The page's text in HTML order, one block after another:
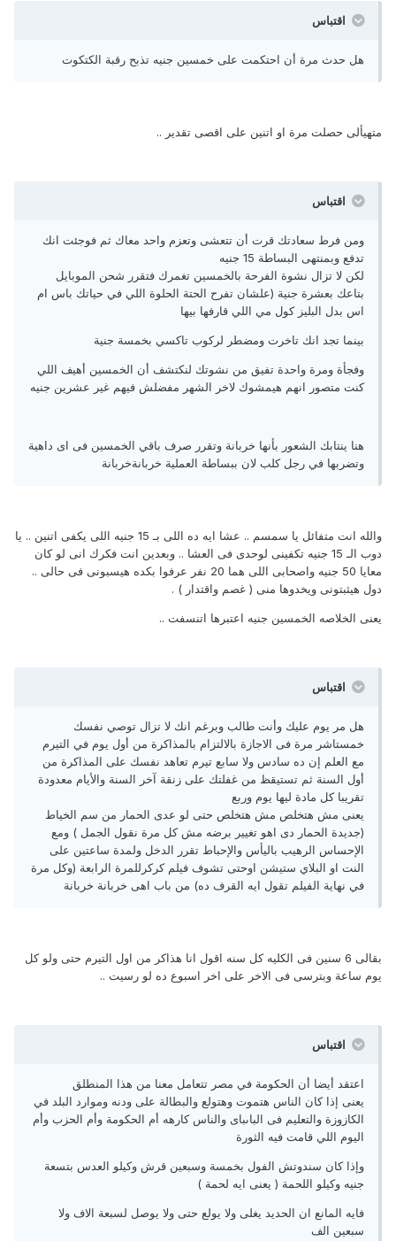
اقتباس
هل حدث مرة أن احتكمت على خمسين جنيه تذبح رقبة الكتكوت
متهيألى حصلت مرة او اتنين على اقصى تقدير ..
اقتباس
ومن فرط سعادتك قرت أن تتعشى وتعزم واحد معاك ثم فوجئت انك
تدفع وبمنتهى البساطة 15 جنيه
لكن لا تزال نشوة الفرحة بالخمسين تغمرك فتقرر شحن الموبايل
بتاعك بعشرة جنية (علشان تفرح الحتة الحلوة اللي في حياتك باس ام
اس بدل البليز كول مي اللي قارفها بيها
بينما تجد انك تاخرت ومضطر لركوب تاكسي بخمسة جنية
وفجأة ومرة واحدة تفيق من نشوتك لنكتشف أن الخمسين أهيف اللي
كنت متصور انهم هيمشوك لاخر الشهر مفضلش فيهم غير عشرين جنيه
هنا ينتابك الشعور بأنها خربانة وتقرر صرف باقي الخمسين فى اى داهية
وتضربها في رجل كلب لان ببساطة العملية خربانةخربانة
والله انت متفائل يا سمسم .. عشا ايه ده اللى بـ 15 جنيه اللى يكفى اتنين .. يا
دوب الـ 15 جنيه تكفينى لوحدى فى العشا .. وبعدين انت فكرك انى لو كان
معايا 50 جنيه واصحابى اللى هما 20 نفر عرفوا بكده هيسبونى فى حالى ..
دول هيثبتونى ويخدوها منى ( غصم واقتدار ) .
يعنى الخلاصه الخمسين جنيه اعتبرها اتنسفت ..
اقتباس
هل مر يوم عليك وأنت طالب وبرغم انك لا تزال توصي نفسك
خمستاشر مرة فى الاجازة بالالتزام بالمذاكرة من أول يوم في التيرم
مع العلم إن ده سادس ولا سابع تيرم تعاهد نفسك على المذاكرة من
أول السنة ثم تستيقظ من غفلتك على زنقة آخر السنة والأيام معدودة
تقريبا كل مادة ليها يوم وربع
يعنى مش هتخلص مش هتخلص حتى لو عدى الحمار من سم الخياط
(جديدة الحمار دى اهو تغيير برضه مش كل مرة نقول الجمل ) ومع
الإحساس الرهيب باليأس والإحباط تقرر الدخل ولمدة ساعتين على
النت او البلاي ستيشن اوحتى تشوف فيلم كركرللمرة الرابعة (وكل مرة
في نهاية الفيلم تقول ايه القرف ده) من باب اهى خربانة خربانة
بقالى 6 سنين فى الكليه كل سنه اقول انا هذاكر من اول التيرم حتى ولو كل
يوم ساعة وبترسى فى الاخر على اخر اسبوع ده لو رسيت ..
اقتباس
اعتقد أيضا أن الحكومة في مصر تتعامل معنا من هذا المنطلق
يعنى إذا كان الناس هتموت وهتولع والبطالة على ودنه وموارد البلد في
الكازوزة والتعليم فى الباىباى والناس كارهه أم الحكومة وأم الحزب وأم
اليوم اللي قامت فيه الثورة
وإذا كان سندوتش الفول بخمسة وسبعين قرش وكيلو العدس بتسعة
جنيه وكيلو اللحمة ( يعنى ايه لحمة )
فايه المانع ان الحديد يغلى ولا يولع حتى ولا يوصل لسبعة الاف ولا
سبعين الف